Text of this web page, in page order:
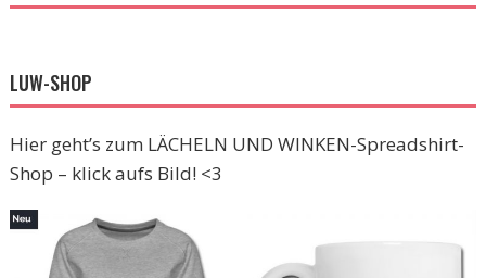
LUW-SHOP
Hier geht’s zum LÄCHELN UND WINKEN-Spreadshirt-
Shop – klick aufs Bild! <3